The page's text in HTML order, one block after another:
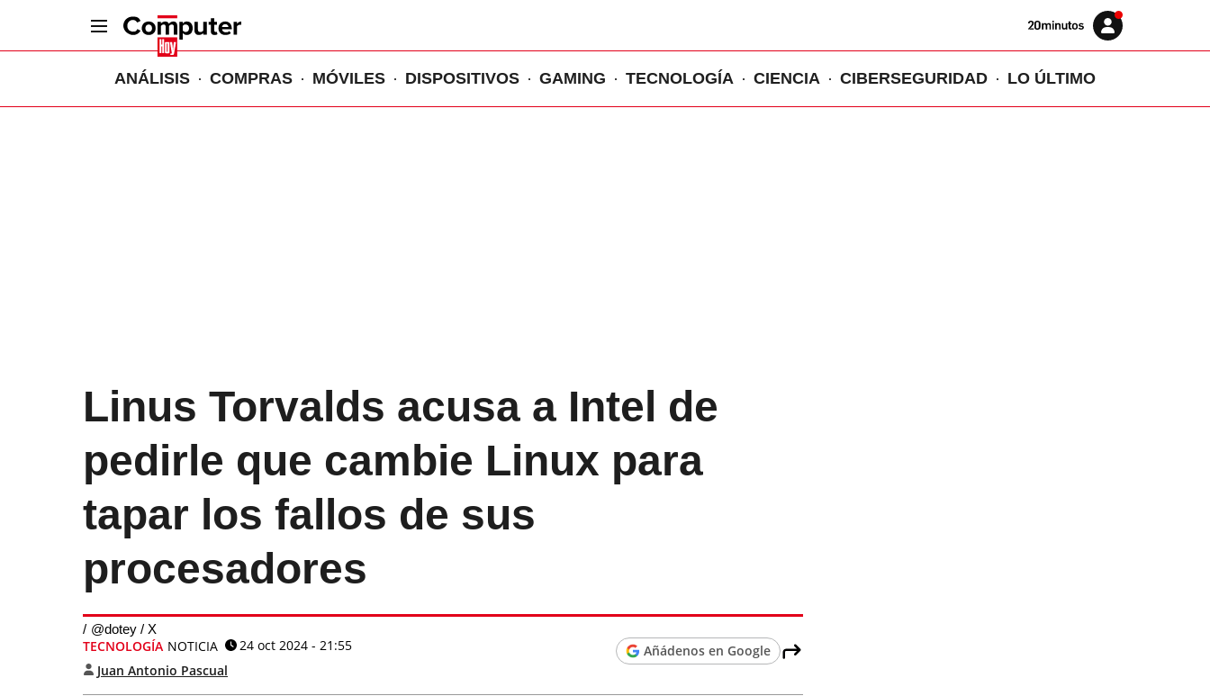
Volver
Iniciar
sesión
ANÁLISIS COMPRAS MÓVILES DISPOSITIVOS GAMING TECNOLOGÍA CIENCIA CIBERSEGURIDAD LO ÚLTIMO
Linus Torvalds acusa a Intel de
pedirle que cambie Linux para
tapar los fallos de sus
procesadores
@dotey / X
TECNOLOGÍA NOTICIA
24 oct 2024 - 21:55
Juan Antonio Pascual
Añádenos en Google